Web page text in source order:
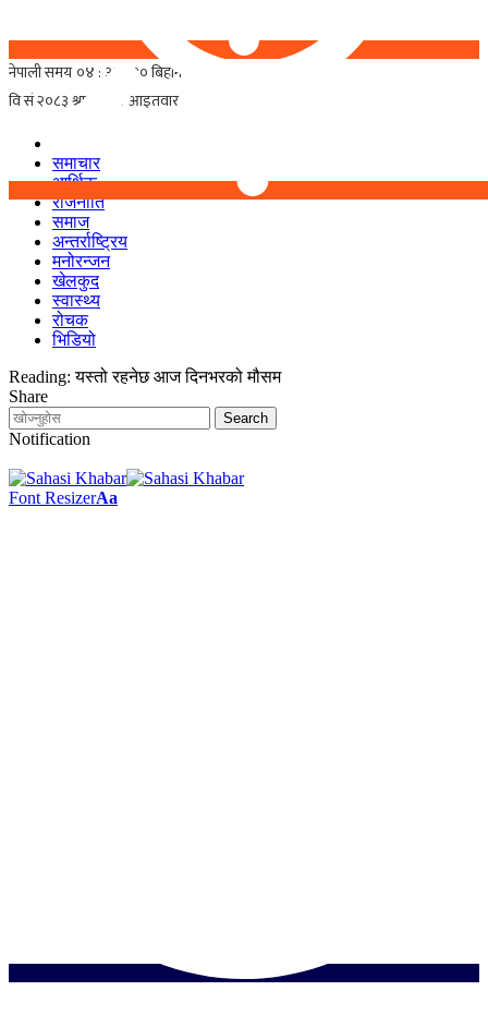
समाचार
आर्थिक
राजनीति
समाज
अन्तर्राष्ट्रिय
मनोरन्जन
खेलकुद
स्वास्थ्य
रोचक
भिडियो
Reading: यस्तो रहनेछ आज दिनभरको मौसम
Share
Notification
Font ResizerAa